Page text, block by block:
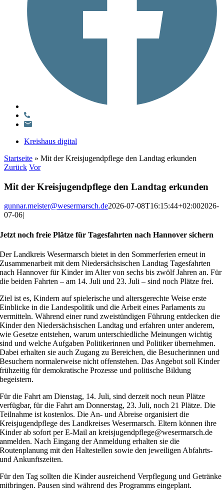
Kreishaus digital
Startseite » Mit der Kreisjugendpflege den Landtag erkunden
Zurück Vor
Mit der Kreisjugendpflege den Landtag erkunden
gunnar.meister@wesermarsch.de2026-07-08T16:15:44+02:002026-
07-06|
Jetzt noch freie Plätze für Tagesfahrten nach Hannover sichern
Der Landkreis Wesermarsch bietet in den Sommerferien erneut in
Zusammenarbeit mit dem Niedersächsischen Landtag Tagesfahrten
nach Hannover für Kinder im Alter von sechs bis zwölf Jahren an. Für
die beiden Fahrten – am 14. Juli und 23. Juli – sind noch Plätze frei.
Ziel ist es, Kindern auf spielerische und altersgerechte Weise erste
Einblicke in die Landespolitik und die Arbeit eines Parlaments zu
vermitteln. Während einer rund zweistündigen Führung entdecken die
Kinder den Niedersächsischen Landtag und erfahren unter anderem,
wie Gesetze entstehen, warum unterschiedliche Meinungen wichtig
sind und welche Aufgaben Politikerinnen und Politiker übernehmen.
Dabei erhalten sie auch Zugang zu Bereichen, die Besucherinnen und
Besuchern normalerweise nicht offenstehen. Das Angebot soll Kinder
frühzeitig für demokratische Prozesse und politische Bildung
begeistern.
Für die Fahrt am Dienstag, 14. Juli, sind derzeit noch neun Plätze
verfügbar, für die Fahrt am Donnerstag, 23. Juli, noch 21 Plätze. Die
Teilnahme ist kostenlos. Die An- und Abreise organisiert die
Kreisjugendpflege des Landkreises Wesermarsch. Eltern können ihre
Kinder ab sofort per E-Mail an kreisjugendpflege@wesermarsch.de
anmelden. Nach Eingang der Anmeldung erhalten sie die
Routenplanung mit den Haltestellen sowie den jeweiligen Abfahrts-
und Ankunftszeiten.
Für den Tag sollten die Kinder ausreichend Verpflegung und Getränke
mitbringen. Pausen sind während des Programms eingeplant.